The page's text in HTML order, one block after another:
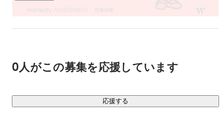
【FaceChange】
https://cl.unisize.makip.co.jp/lp/facechange.html
unisizeのサイジング技術と蓄積された体型データを活かし、
平置きの商品画像から1cm単位で袖・丈・裾を再現したモデ
0人がこの募集を応援しています
応援する